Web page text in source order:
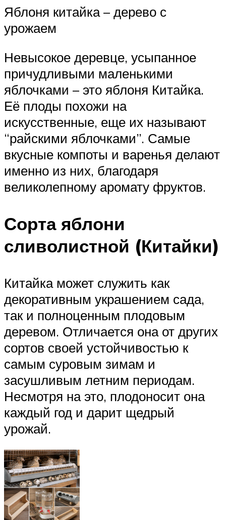
Яблоня китайка – дерево с
урожаем
Невысокое деревце, усыпанное
причудливыми маленькими
яблочками – это яблоня Китайка.
Её плоды похожи на
искусственные, еще их называют
“райскими яблочками”. Самые
вкусные компоты и варенья делают
именно из них, благодаря
великолепному аромату фруктов.
Сорта яблони
сливолистной (Китайки)
Китайка может служить как
декоративным украшением сада,
так и полноценным плодовым
деревом. Отличается она от других
сортов своей устойчивостью к
самым суровым зимам и
засушливым летним периодам.
Несмотря на это, плодоносит она
каждый год и дарит щедрый
урожай.